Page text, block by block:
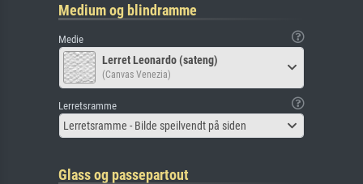
Medium og blindramme
Medie
Lerret Leonardo (sateng)
(Canvas Venezia)
Lerretsramme
Lerretsramme - Bilde speilvendt på siden
Glass og passepartout